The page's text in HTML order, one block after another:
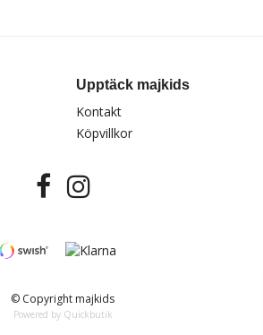
Upptäck majkids
Kontakt
Köpvillkor
© Copyright majkids
Powered by Quickbutik